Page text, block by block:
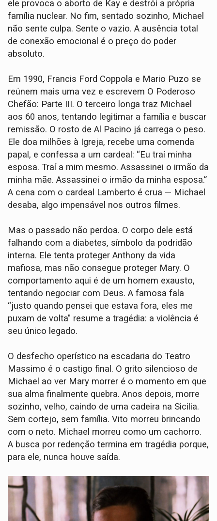
ele provoca o aborto de Kay e destrói a própria
família nuclear. No fim, sentado sozinho, Michael
não sente culpa. Sente o vazio. A ausência total
de conexão emocional é o preço do poder
absoluto.
Em 1990, Francis Ford Coppola e Mario Puzo se
reúnem mais uma vez e escrevem O Poderoso
Chefão: Parte III. O terceiro longa traz Michael
aos 60 anos, tentando legitimar a família e buscar
remissão. O rosto de Al Pacino já carrega o peso.
Ele doa milhões à Igreja, recebe uma comenda
papal, e confessa a um cardeal: “Eu traí minha
esposa. Traí a mim mesmo. Assassinei o irmão da
minha mãe. Assassinei o irmão da minha esposa.”
A cena com o cardeal Lamberto é crua — Michael
desaba, algo impensável nos outros filmes.
Mas o passado não perdoa. O corpo dele está
falhando com a diabetes, símbolo da podridão
interna. Ele tenta proteger Anthony da vida
mafiosa, mas não consegue proteger Mary. O
comportamento aqui é de um homem exausto,
tentando negociar com Deus. A famosa fala
“justo quando pensei que estava fora, eles me
puxam de volta" resume a tragédia: a violência é
seu único legado.
O desfecho operístico na escadaria do Teatro
Massimo é o castigo final. O grito silencioso de
Michael ao ver Mary morrer é o momento em que
sua alma finalmente quebra. Anos depois, morre
sozinho, velho, caindo de uma cadeira na Sicília.
Sem cortejo, sem família. Vito morreu brincando
com o neto. Michael morreu como um cachorro.
A busca por redenção termina em tragédia porque,
para ele, nunca houve saída.